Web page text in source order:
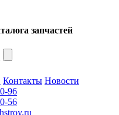
запчастей
Контакты Новости
96
56